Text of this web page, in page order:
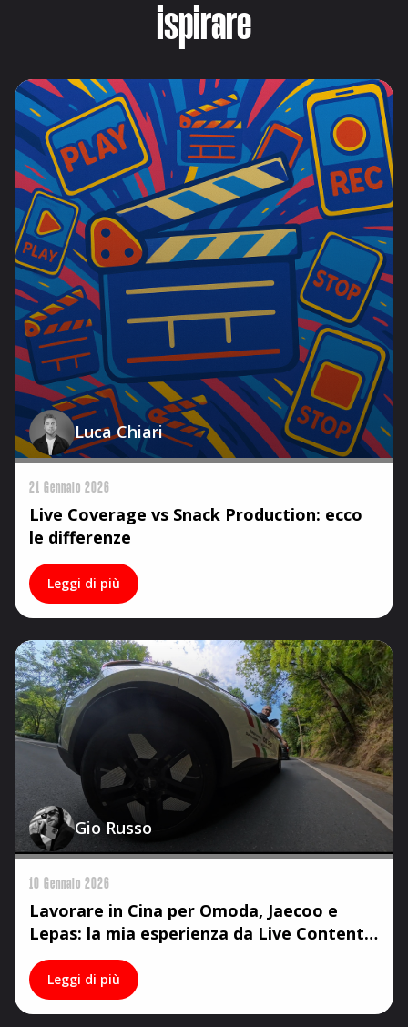
ispirare
Luca Chiari
21 Gennaio 2026
Live Coverage vs Snack Production: ecco
le differenze
Leggi di più
Gio Russo
10 Gennaio 2026
Lavorare in Cina per Omoda, Jaecoo e
Lepas: la mia esperienza da Live Content
Creator
Leggi di più